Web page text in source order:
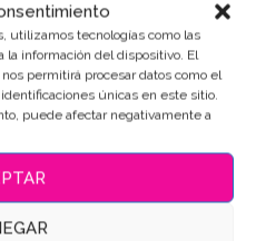
utilizamos tecnologías como las
la información del dispositivo. El
permitirá procesar datos como el
únicas en este sitio.
puede afectar negativamente a
AL CARRITO
Galletas Decoradas